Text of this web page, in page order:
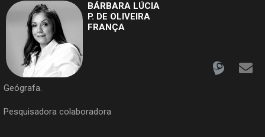
BÁRBARA LÚCIA
P. DE OLIVEIRA
FRANÇA
Geógrafa.
Pesquisadora colaboradora